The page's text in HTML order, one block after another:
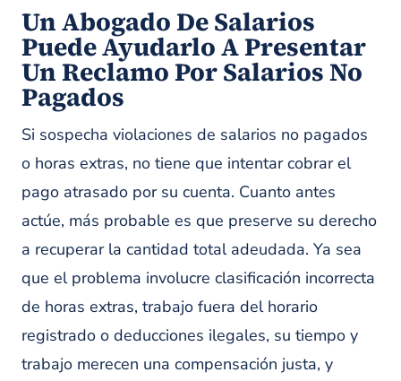
Un Abogado De Salarios
Puede Ayudarlo A Presentar
Un Reclamo Por Salarios No
Pagados
Si sospecha violaciones de salarios no pagados
o horas extras, no tiene que intentar cobrar el
pago atrasado por su cuenta. Cuanto antes
actúe, más probable es que preserve su derecho
a recuperar la cantidad total adeudada. Ya sea
que el problema involucre clasificación incorrecta
de horas extras, trabajo fuera del horario
registrado o deducciones ilegales, su tiempo y
trabajo merecen una compensación justa, y